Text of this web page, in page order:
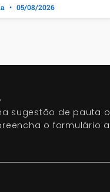
05/08/2026
sugestão de pauta
o formulário